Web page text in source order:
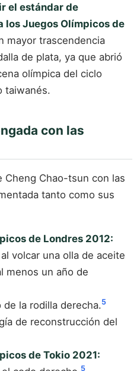
el estándar de
Juegos Olímpicos de
mayor trascendencia
de plata, ya que abrió
olímpica del ciclo
taiwanés.
con las
Cheng Chao-tsun con las
tanto como sus
de Londres 2012:
volcar una olla de aceite
menos un año de
la rodilla derecha.5
de reconstrucción del
de Tokio 2021:
5